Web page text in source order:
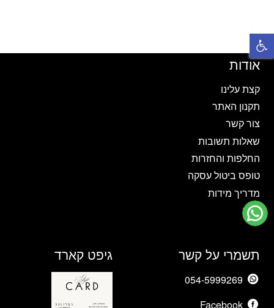
מספר
סוגים.
ניתן
לבחור
את
האפשרויות
בעמוד
המוצר
אודות
קצת עלינו
תקנון האתר
צור קשר
שאלות תשובות
החלפות והחזרות
טופס ביטול עסקה
מדריך מידות
בלוג
תשמרי על קשר
054-5999269
Facebook
גיפט קארד
פתח סרגל נגישות